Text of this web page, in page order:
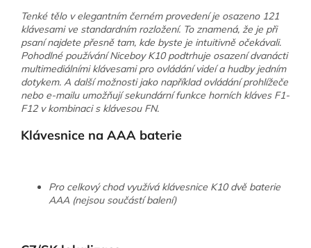
Tenké tělo v elegantním černém provedení je osazeno 121
klávesami ve standardním rozložení. To znamená, že je při
psaní najdete přesně tam, kde byste je intuitivně očekávali.
Pohodlné používání Niceboy K10 podtrhuje osazení dvanácti
multimediálními klávesami pro ovládání videí a hudby jedním
dotykem. A další možnosti jako například ovládání prohlížeče
nebo e-mailu umožňují sekundární funkce horních kláves F1-
F12 v kombinaci s klávesou FN.
Klávesnice na AAA baterie
Pro celkový chod využívá klávesnice K10 dvě baterie
AAA (nejsou součástí balení)